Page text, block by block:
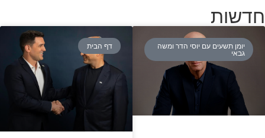
חדשות
יומן תשעים עם יוסי הדר ומשה
גבאי
דף הבית